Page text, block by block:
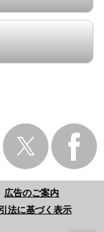
広告のご案内
法に基づく表示